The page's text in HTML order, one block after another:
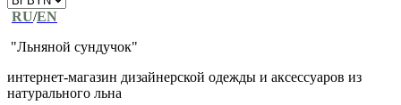
RU/EN
"Льняной сундучок"
интернет-магазин дизайнерской одежды и аксессуаров из
натурального льна